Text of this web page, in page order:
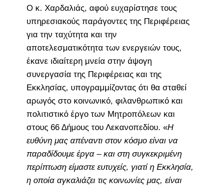
Ο κ. Χαρδαλιάς, αφού ευχαρίστησε τους
υπηρεσιακούς παράγοντες της Περιφέρειας
για την ταχύτητα και την
αποτελεσματικότητα των ενεργειών τους,
έκανε ιδιαίτερη μνεία στην άψογη
συνεργασία της Περιφέρειας και της
Εκκλησίας, υπογραμμίζοντας ότι θα σταθεί
αρωγός στο κοινωνικό, φιλανθρωπικό και
πολιτιστικό έργο των Μητροπόλεων και
στους 66 Δήμους του Λεκανοπεδίου. «Η
ευθύνη μας απέναντι στον κόσμο είναι να
παραδίδουμε έργα – και στη συγκεκριμένη
περίπτωση είμαστε ευτυχείς, γιατί η Εκκλησία,
η οποία αγκαλιάζει τις κοινωνίες μας, είναι